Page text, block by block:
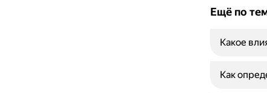
Ещё по
Какое
Как